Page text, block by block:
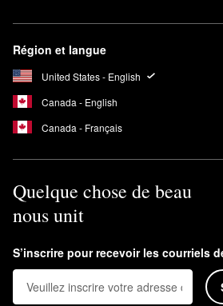
Région et langue
United States - English
Canada - English
Canada - Français
Quelque chose de beau
nous unit
S’inscrire pour recevoir les courriels